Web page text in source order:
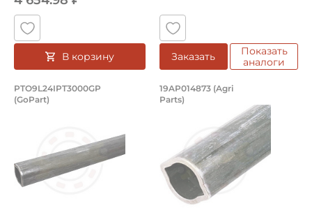
В корзину Заказать
Показать
аналоги
Труба профильная лимон 39,5х49
Труба профильная лимон PTO9L24IPT3000GP GoPart,
PTO9L24IPT3000GP
(GoPart)
Труба профильная
Труба профильная лимон
19AP014873 (Agri
Parts)